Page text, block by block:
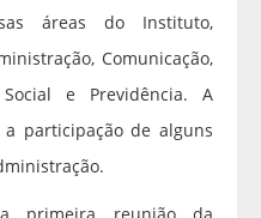
áreas do Instituto,
Comunicação,
e Previdência. A
participação de alguns